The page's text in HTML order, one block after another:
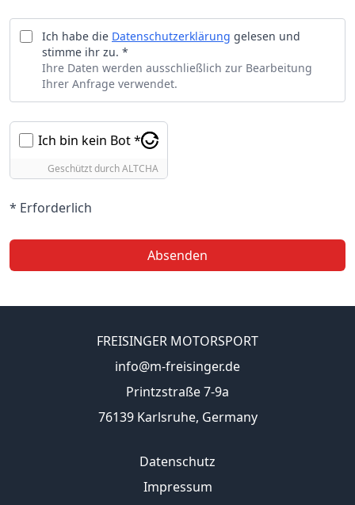
Ich habe die Datenschutzerklärung gelesen und
stimme ihr zu. *
Ihre Daten werden ausschließlich zur Bearbeitung
Ihrer Anfrage verwendet.
Ich bin kein Bot *
Geschützt durchALTCHA
* Erforderlich
Absenden
FREISINGER MOTORSPORT
info@m-freisinger.de
Printzstraße 7-9a
76139 Karlsruhe, Germany
Datenschutz
Impressum